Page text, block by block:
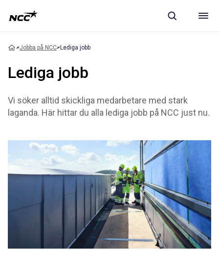
Jobba på NCC Lediga jobb
Lediga jobb
Vi söker alltid skickliga medarbetare med stark
laganda. Här hittar du alla lediga jobb på NCC just nu.